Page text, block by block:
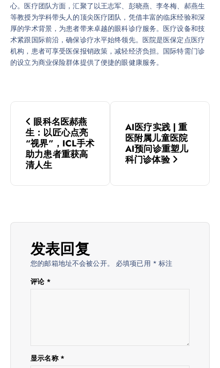
心。医疗团队方面，汇聚了以王志军、彭晓燕、李冬梅、郝燕生
等教授为学科带头人的顶尖医疗团队，凭借丰富的临床经验和深
厚的学术背景，为患者带来卓越的眼科诊疗服务。医疗设备和技
术紧跟国际前沿，确保诊疗水平始终领先。医院是医保定点医疗
机构，患者可享受医保报销政策，减轻经济负担。国际特需门诊
的设立为商业保险群体提供了便捷的眼健康服务。
文
章
导
航
眼科名医郝燕
生：以匠心点亮
“视界”，ICL手术
助力患者重获高
清人生
AI医疗实践 | 重
医附属儿童医院
AI预问诊重塑儿
科门诊体验
发表回复
您的邮箱地址不会被公开。 必填项已用 * 标注
评论 *
显示名称 *